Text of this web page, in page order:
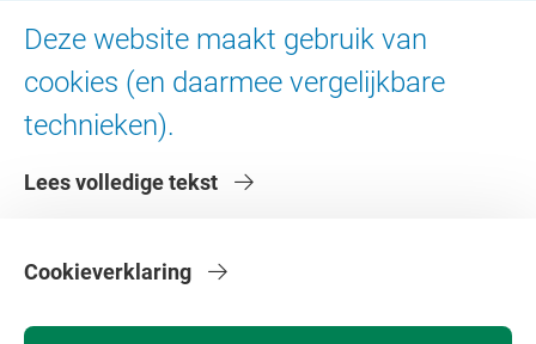
Deze website maakt gebruik van
cookies (en daarmee vergelijkbare
technieken).
Lees volledige tekst
Cookieverklaring
Over de VU
Contact en route
Faculteiten